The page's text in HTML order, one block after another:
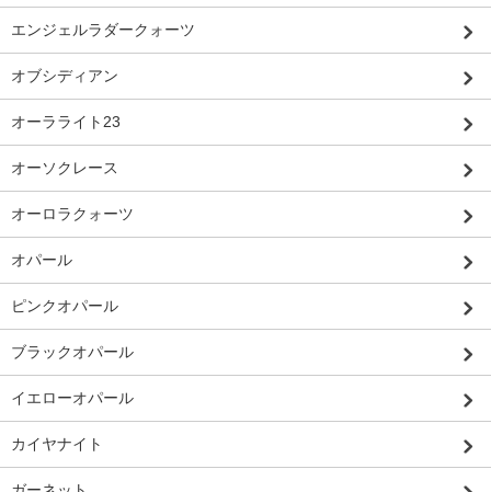
エンジェルラダークォーツ
オブシディアン
オーラライト23
オーソクレース
オーロラクォーツ
オパール
ピンクオパール
ブラックオパール
イエローオパール
カイヤナイト